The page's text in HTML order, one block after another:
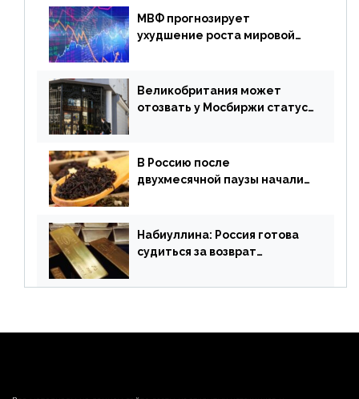
МВФ прогнозирует
ухудшение роста мировой
апреля
Великобритания может
отозвать у Мосбиржи статус
В Россию после
двухмесячной паузы начали
Набиуллина: Россия готова
судиться за возврат
страны